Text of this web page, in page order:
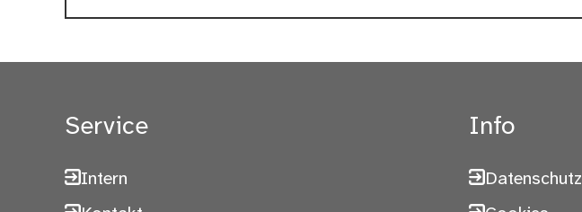
Service
Intern
Info
Datenschutz